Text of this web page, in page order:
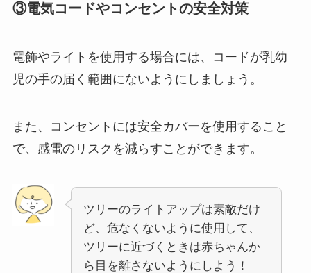
③電気コードやコンセントの安全対策
電飾やライトを使用する場合には、コードが乳幼
児の手の届く範囲にないようにしましょう。
また、コンセントには安全カバーを使用すること
で、感電のリスクを減らすことができます。
ツリーのライトアップは素敵だけ
ど、危なくないように使用して、
ツリーに近づくときは赤ちゃんか
ら目を離さないようにしよう！